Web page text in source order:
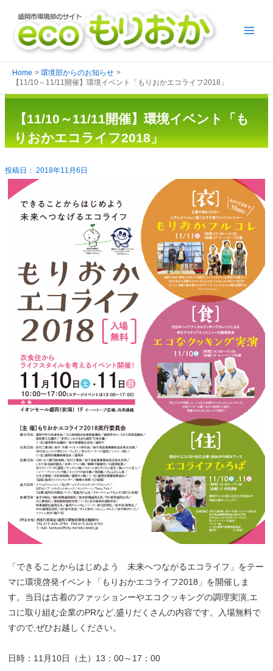
Home
環境部からのお知らせ
【11/10～11/11開催】環境イベント「もりおかエコライフ2018」
【11/10～11/11開催】環境イベント「も
りおかエコライフ2018」
2018年11月6日
「できることからはじめよう 未来へつながるエコライフ」をテー
マに環境啓発イベント「もりおかエコライフ2018」を開催しま
す。当日は古着のファッションーやエコクッキングの調理実演,エ
コに取り組む企業のPRなど,盛りだくさんの内容です。入場無料で
すので,ぜひお越しください。
日時：11月10日（土）13：00～17：00